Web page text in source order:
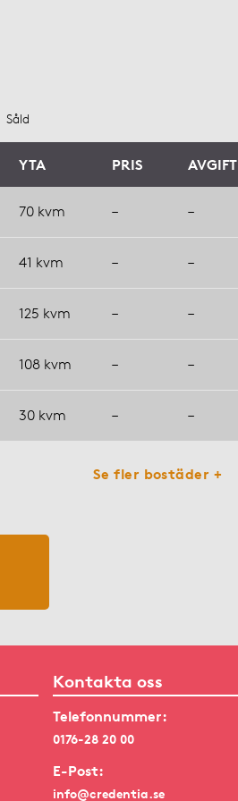
Såld
YTA PRIS AVGIFT
70 kvm – –
41 kvm – –
125 kvm – –
108 kvm – –
30 kvm – –
Se fler bostäder +
Kontakta oss
Telefonnummer:
0176-28 20 00
E-Post:
info@credentia.se